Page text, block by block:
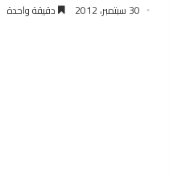
30 سبتمبر، 2012 دقيقة واحدة